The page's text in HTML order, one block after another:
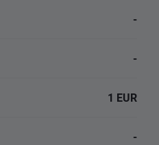
-
-
1 EUR
-